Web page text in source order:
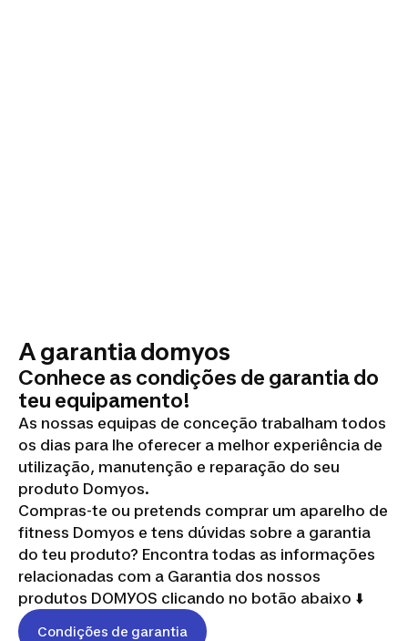
A garantia domyos
Conhece as condições de garantia do
teu equipamento!
As nossas equipas de conceção trabalham todos
os dias para lhe oferecer a melhor experiência de
utilização, manutenção e reparação do seu
produto Domyos.
Compras-te ou pretends comprar um aparelho de
fitness Domyos e tens dúvidas sobre a garantia
do teu produto? Encontra todas as informações
relacionadas com a Garantia dos nossos
produtos DOMYOS clicando no botão abaixo ⬇️
Condições de garantia